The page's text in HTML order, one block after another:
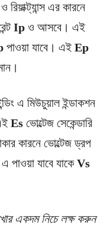
রিয়াক্ট্যান্স এর কারনে
Ip ও আসবে। এই
পাওয়া যাবে। এইEp
এ মিউচুয়াল ইন্ডাকশন
Es ভোল্টেজ সেকেন্ডারি
কারনে ভোল্টেজ ড্রপ
এ পাওয়া যাবে যাকেVs
একদম নিচে লক্ষ করুন